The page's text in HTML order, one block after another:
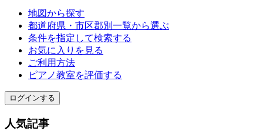
地図から探す
都道府県・市区郡別一覧から選ぶ
条件を指定して検索する
お気に入りを見る
ご利用方法
ピアノ教室を評価する
ログインする
人気記事